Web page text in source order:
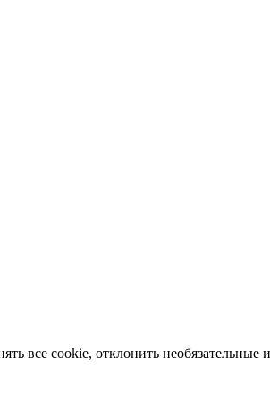
все cookie, отклонить необязательные